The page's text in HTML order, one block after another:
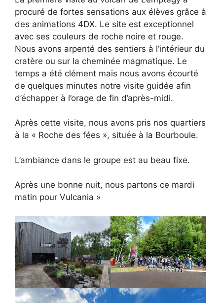
procuré de fortes sensations aux élèves grâce à
des animations 4DX. Le site est exceptionnel
avec ses couleurs de roche noire et rouge.
Nous avons arpenté des sentiers à l’intérieur du
cratère ou sur la cheminée magmatique. Le
temps a été clément mais nous avons écourté
de quelques minutes notre visite guidée afin
d’échapper à l’orage de fin d’après-midi.
Après cette visite, nous avons pris nos quartiers
à la « Roche des fées », située à la Bourboule.
L’ambiance dans le groupe est au beau fixe.
Après une bonne nuit, nous partons ce mardi
matin pour Vulcania »